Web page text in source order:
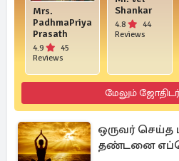
Mrs.
PadhmaPriya
Prasath
4.9
45
Reviews
Shankar
4.8
44
Reviews
மேலும்
ஒருவர் செய்த
தண்டனை